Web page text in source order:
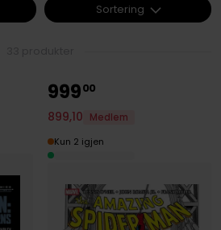
99900
899,10
Medlem
Kun 2 igjen
Sortering